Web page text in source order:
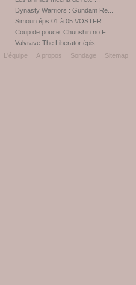
Dynasty Warriors : Gundam Re...
Simoun éps 01 à 05 VOSTFR
Coup de pouce: Chuushin no F...
Valvrave The Liberator épis...
L'équipe
A propos Sondage Sitemap